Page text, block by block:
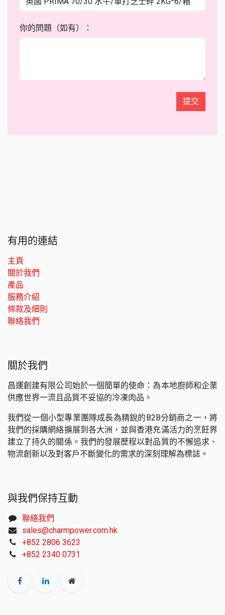
你的問題（如有）：
提交
有用的連結
主頁
關於我們
產品
服務介紹
條款及細則
聯絡我們
關於我們
昌運創建有限公司始於一個簡單的使命：為本地廚師和企業
供應世界一流且品質不妥協的冷凍肉品。
我們從一個小型專業團隊成長為精銳的B2B分銷商之一，將
我們的採購網絡擴展到各大洲，並與香港充滿活力的烹飪界
建立了持久的關係。我們的發展歷程以對品質的不懈追求、
物流創新以及對客戶不斷變化的需求的深刻理解為標誌。
與我們保持互動
聯絡我們
sales@charmpower.com.hk
+852 2806 3623
+852 2340 0731